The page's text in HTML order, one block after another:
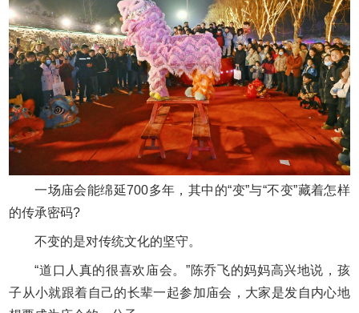
一场庙会能绵延700多年，其中的“变”与“不变”藏着怎样
的传承密码?
不变的是对传统文化的坚守。
“道口人真的很喜欢庙会。”陈乔飞的妈妈高兴地说，孩
子从小就跟着自己的长辈一起参加庙会，大家是发自内心地